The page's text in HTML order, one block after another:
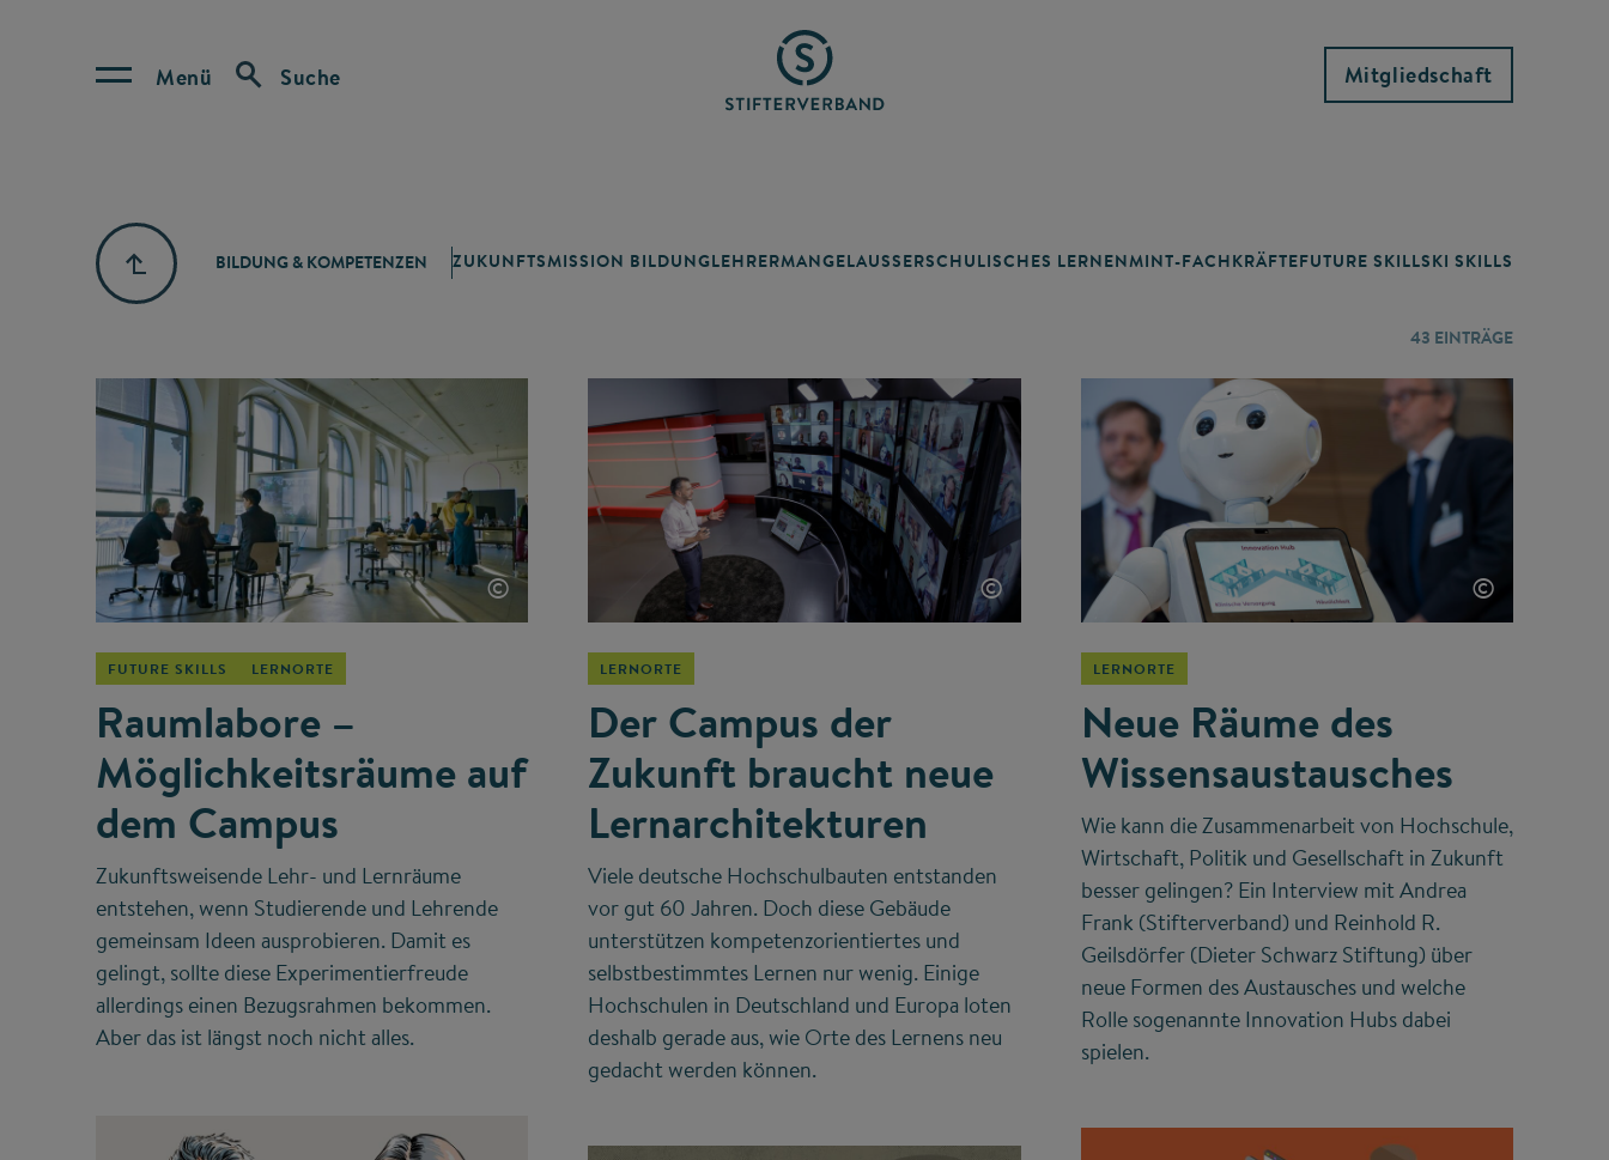
Menü Suche Mitgliedschaft
BILDUNG & KOMPETENZEN ZUKUNFTSMISSION BILDUNGLEHRERMANGELAUSSERSCHULISCHES LERNEN MINT-FACHKRÄFTEFUTURE SKILLSKI SKILLS
43 EINTRÄGE
©
FUTURE SKILLS LERNORTE
Raumlabore –
Möglichkeitsräume auf
dem Campus
Zukunftsweisende Lehr- und Lernräume
entstehen, wenn Studierende und Lehrende
gemeinsam Ideen ausprobieren. Damit es
gelingt, sollte diese Experimentierfreude
allerdings einen Bezugsrahmen bekommen.
Aber das ist längst noch nicht alles.
©
LERNORTE
Der Campus der
Zukunft braucht neue
Lernarchitekturen
Viele deutsche Hochschulbauten entstanden
vor gut 60 Jahren. Doch diese Gebäude
unterstützen kompetenzorientiertes und
selbstbestimmtes Lernen nur wenig. Einige
Hochschulen in Deutschland und Europa loten
deshalb gerade aus, wie Orte des Lernens neu
gedacht werden können.
©
LERNORTE
Neue Räume des
Wissensaustausches
Wie kann die Zusammenarbeit von Hochschule,
Wirtschaft, Politik und Gesellschaft in Zukunft
besser gelingen? Ein Interview mit Andrea
Frank (Stifterverband) und Reinhold R.
Geilsdörfer (Dieter Schwarz Stiftung) über
neue Formen des Austausches und welche
Rolle sogenannte Innovation Hubs dabei
spielen.